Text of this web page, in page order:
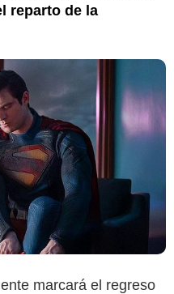
reparto de la
marcará el regreso